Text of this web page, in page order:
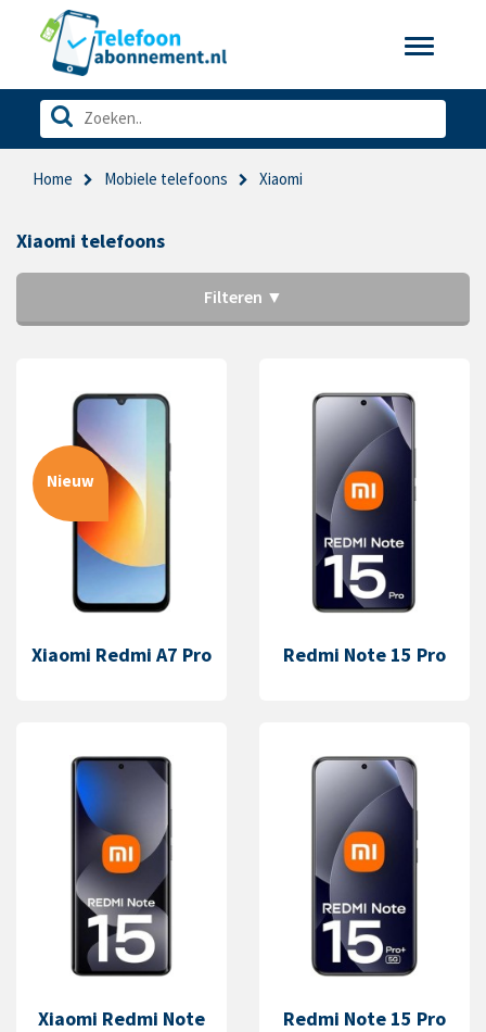
Toggle
Home Mobiele telefoons Xiaomi
Xiaomi telefoons
Filteren ▼
Nieuw
Xiaomi Redmi A7 Pro Redmi Note 15 Pro
Xiaomi Redmi Note
Redmi Note 15 Pro